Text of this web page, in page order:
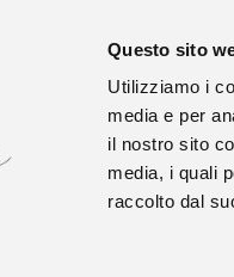
Questo sito
Utilizziamo i
media e per
il nostro sito
media, i quali
raccolto dal